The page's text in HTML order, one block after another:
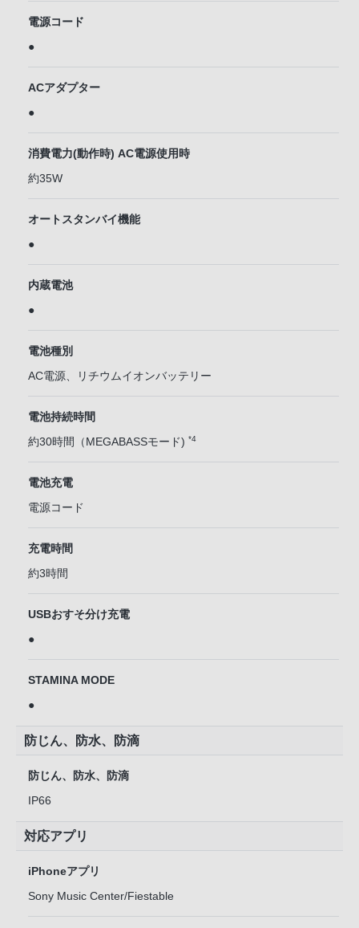
電源コード
●
ACアダプター
●
消費電力(動作時) AC電源使用時
約35W
オートスタンバイ機能
●
内蔵電池
●
電池種別
AC電源、リチウムイオンバッテリー
電池持続時間
約30時間（MEGABASSモード) *4
電池充電
電源コード
充電時間
約3時間
USBおすそ分け充電
●
STAMINA MODE
●
防じん、防水、防滴
防じん、防水、防滴
IP66
対応アプリ
iPhoneアプリ
Sony Music Center/Fiestable